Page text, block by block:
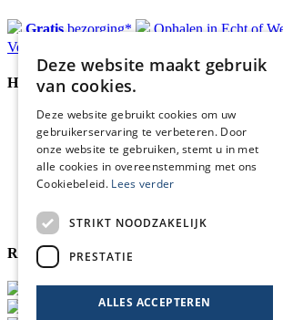
Gratisbezorging*
Ophalen in Echt of
Verzonden
Handige Links
Home
Klantenservice
Over ons
Blog
Privacyverklaring
Cookies
Reviewmerk
Deze website maakt gebruik
van cookies.
Deze website gebruikt cookies om uw
gebruikerservaring te verbeteren. Door
onze website te gebruiken, stemt u in met
alle cookies in overeenstemming met ons
Cookiebeleid. Lees verder
STRIKT NOODZAKELIJK
PRESTATIE
ALLES ACCEPTEREN